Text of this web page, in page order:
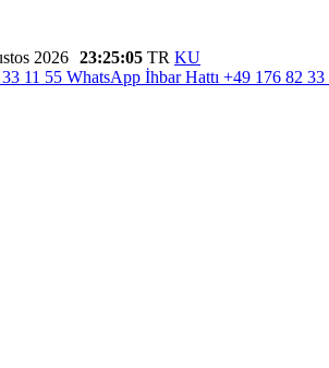
2026 23:25:06 TR KU
11 55 WhatsApp İhbar Hattı +49 176 82 33